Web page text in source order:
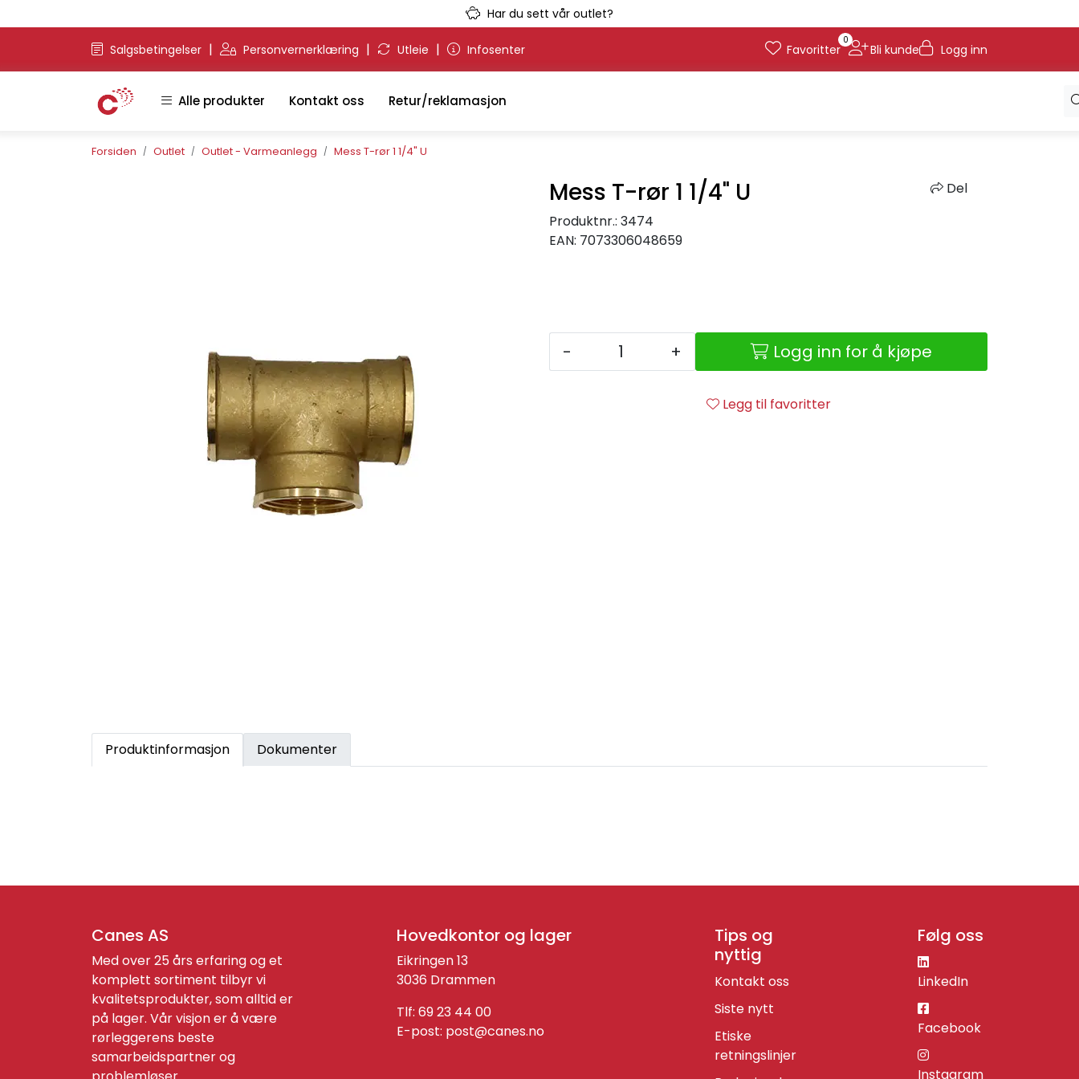
Har du sett vår outlet?
Salgsbetingelser | Personvernerklæring | Utleie | Infosenter
0
Favoritter Bli kunde Logg inn
Alle produkter Kontakt oss Retur/reklamasjon
Forsiden Outlet Outlet - Varmeanlegg Mess T-rør 1 1/4" U
Mess T-rør 1 1/4" U
Produktnr.: 3474
EAN: 7073306048659
Del
- + Logg inn for å kjøpe
Legg til favoritter
Produktinformasjon Dokumenter
Canes AS
Med over 25 års erfaring og et
komplett sortiment tilbyr vi
kvalitetsprodukter, som alltid er
på lager. Vår visjon er å være
rørleggerens beste
samarbeidspartner og
Hovedkontor og lager
Eikringen 13
3036 Drammen
Tlf: 69 23 44 00
E-post: post@canes.no
Tips og
nyttig
Kontakt oss
Siste nytt
Etiske
retningslinjer
Følg oss
LinkedIn
Facebook
Instagram